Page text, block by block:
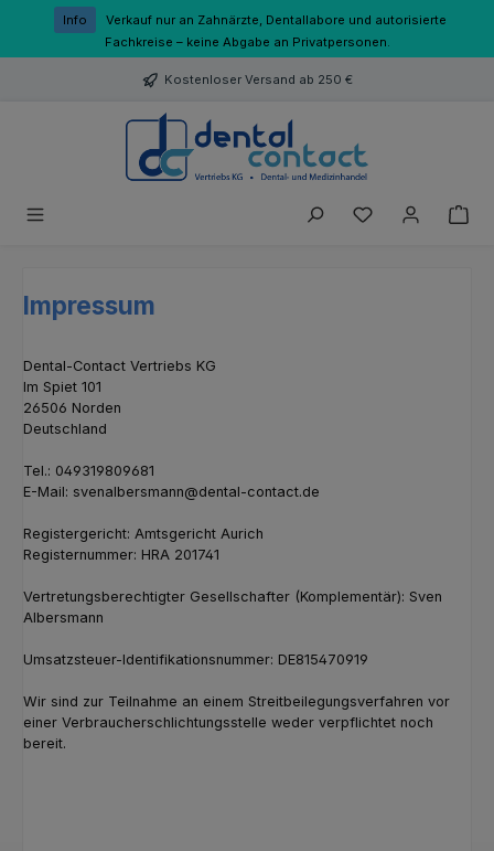
Zum Hauptinhalt springen
Info
Verkauf nur an Zahnärzte, Dentallabore und autorisierte
Fachkreise – keine Abgabe an Privatpersonen.
Kostenloser Versand ab 250 €
Du hast 0
Impressum
Dental-Contact Vertriebs KG
Im Spiet 101
26506 Norden
Deutschland
Tel.: 049319809681
E-Mail: svenalbersmann@dental-contact.de
Registergericht: Amtsgericht Aurich
Registernummer: HRA 201741
Vertretungsberechtigter Gesellschafter (Komplementär): Sven
Albersmann
Umsatzsteuer-Identifikationsnummer: DE815470919
Wir sind zur Teilnahme an einem Streitbeilegungsverfahren vor
einer Verbraucherschlichtungsstelle weder verpflichtet noch
bereit.